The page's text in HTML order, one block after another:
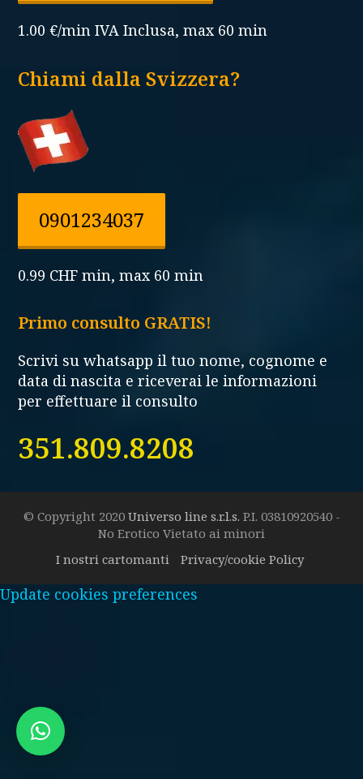
1.00 €/min IVA Inclusa, max 60 min
Chiami dalla Svizzera?
0901234037
0.99 CHF min, max 60 min
Primo consulto GRATIS!
Scrivi su whatsapp il tuo nome, cognome e
data di nascita e riceverai le informazioni
per effettuare il consulto
351.809.8208
© Copyright 2020 Universo line s.r.l.s. P.I. 03810920540 -
No Erotico Vietato ai minori
I nostri cartomanti
Privacy/cookie Policy
Update cookies preferences